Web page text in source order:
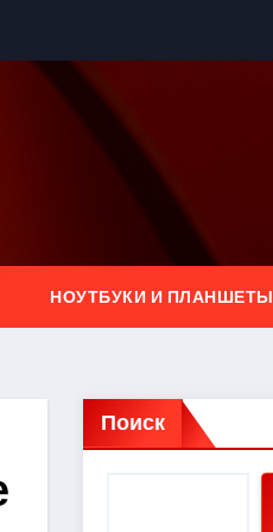
НОУТБУКИ И ПЛАНШЕТЫ
Поиск